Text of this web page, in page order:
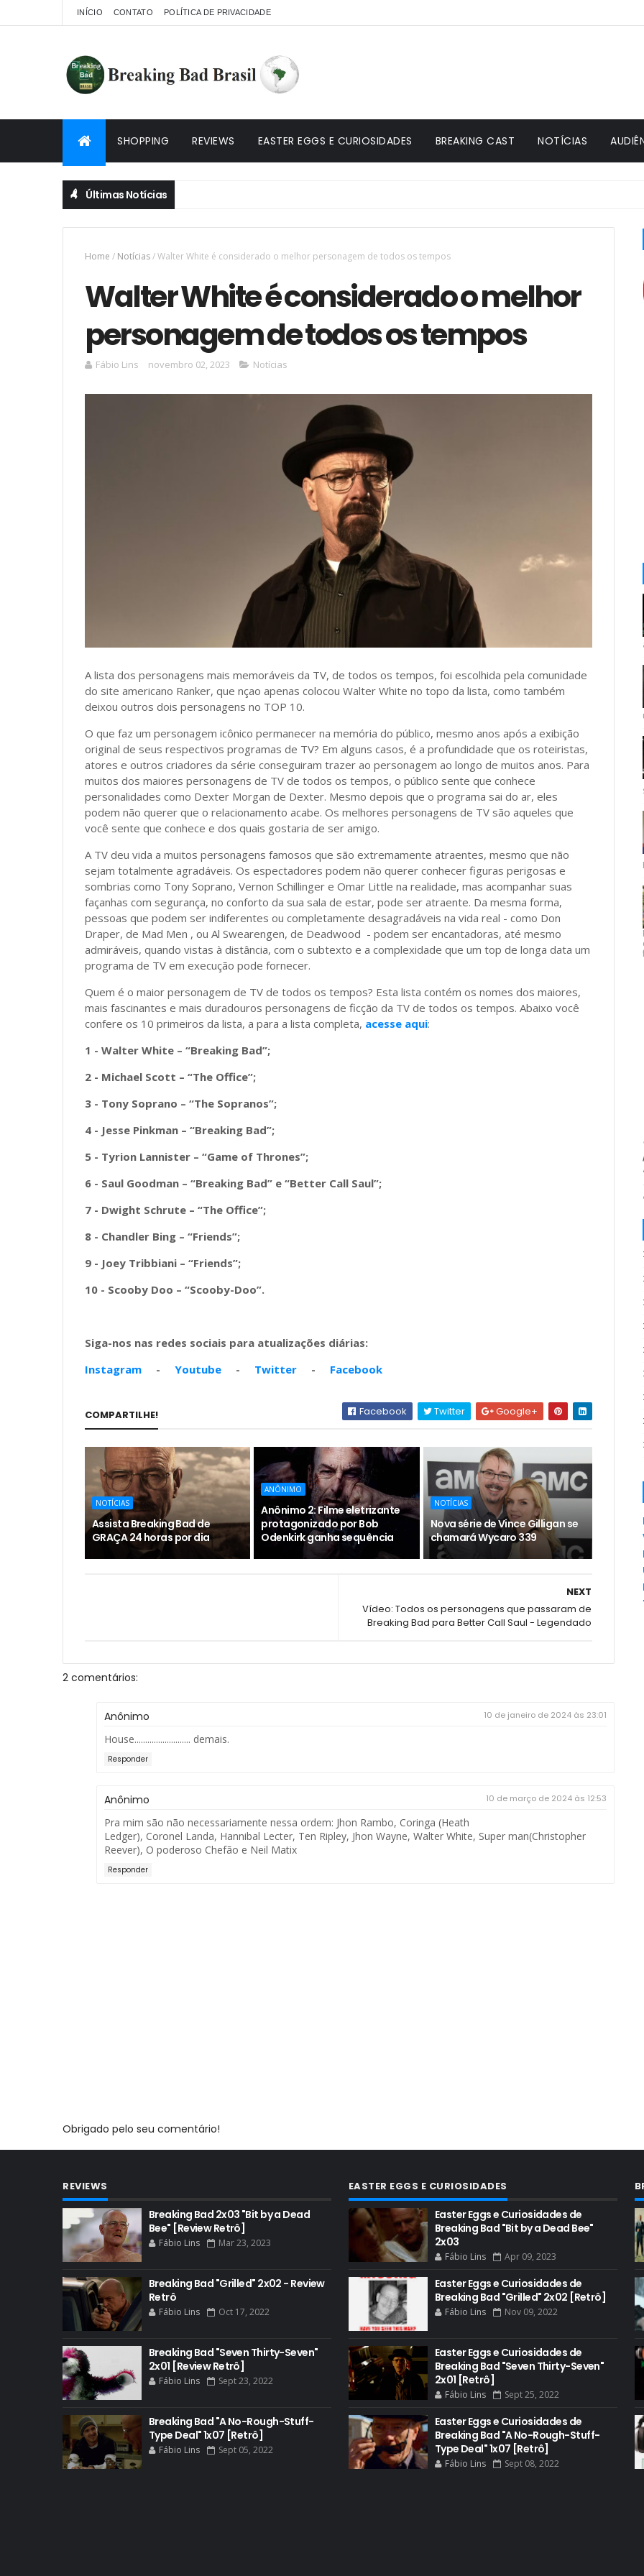
INÍCIO CONTATO POLÍTICA DE PRIVACIDADE
SHOPPING REVIEWS EASTER EGGS E CURIOSIDADES BREAKING CAST NOTÍCIAS
Últimas Notícias
Home / Notícias/Walter White é considerado o melhor personagem de todos os tempos
Walter White é considerado o melhor
personagem de todos os tempos
Fábio Lins novembro 02, 2023 Notícias
A lista dos personagens mais memoráveis ​​da TV, de todos os tempos, foi escolhida pela comunidade
do site americano Ranker, que nçao apenas colocou Walter White no topo da lista, como também
deixou outros dois personagens no TOP 10.
O que faz um personagem icônico permanecer na memória do público, mesmo anos após a exibição
original de seus respectivos programas de TV? Em alguns casos, é a profundidade que os roteiristas,
atores e outros criadores da série conseguiram trazer ao personagem ao longo de muitos anos. Para
muitos dos maiores personagens de TV de todos os tempos, o público sente que conhece
personalidades como Dexter Morgan de Dexter. Mesmo depois que o programa sai do ar, eles
podem não querer que o relacionamento acabe. Os melhores personagens de TV são aqueles que
você sente que conhece e dos quais gostaria de ser amigo.
A TV deu vida a muitos personagens famosos que são extremamente atraentes, mesmo que não
sejam totalmente agradáveis. Os espectadores podem não querer conhecer figuras perigosas e
sombrias como Tony Soprano, Vernon Schillinger e Omar Little na realidade, mas acompanhar suas
façanhas com segurança, no conforto da sua sala de estar, pode ser atraente. Da mesma forma,
pessoas que podem ser indiferentes ou completamente desagradáveis ​​na vida real - como Don
Draper, de Mad Men , ou Al Swearengen, de Deadwood - podem ser encantadoras, até mesmo
admiráveis, quando vistas à distância, com o subtexto e a complexidade que um top de longa data um
programa de TV em execução pode fornecer.
Quem é o maior personagem de TV de todos os tempos? Esta lista contém os nomes dos maiores,
mais fascinantes e mais duradouros personagens de ficção da TV de todos os tempos. Abaixo você
confere os 10 primeiros da lista, a para a lista completa, acesse aqui:
1 - Walter White – “Breaking Bad”;
2 - Michael Scott – “The Office”;
3 - Tony Soprano – “The Sopranos”;
4 - Jesse Pinkman – “Breaking Bad”;
5 - Tyrion Lannister – “Game of Thrones”;
6 - Saul Goodman – “Breaking Bad” e “Better Call Saul”;
7 - Dwight Schrute – “The Office”;
8 - Chandler Bing – “Friends”;
9 - Joey Tribbiani – “Friends”;
10 - Scooby Doo – “Scooby-Doo”.
Siga-nos nas redes sociais para atualizações diárias:
Instagram
- Youtube - Twitter - Facebook
COMPARTILHE! Facebook Twitter Google+
NOTÍCIAS
Assista Breaking Bad de
GRAÇA 24 horas por dia
ANÔNIMO
Anônimo 2: Filme eletrizante
protagonizado por Bob
Odenkirk ganha sequência
NOTÍCIAS
Nova série de Vince Gilligan se
chamará Wycaro 339
NEXT
Vídeo: Todos os personagens que passaram de
Breaking Bad para Better Call Saul - Legendado
2 comentários:
Anônimo 10 de janeiro de 2024 às 23:01
House.......................... demais.
Responder
Anônimo 10 de março de 2024 às 12:53
Pra mim são não necessariamente nessa ordem: Jhon Rambo, Coringa (Heath
Ledger), Coronel Landa, Hannibal Lecter, Ten Ripley, Jhon Wayne, Walter White, Super man(Christopher
Reever), O poderoso Chefão e Neil Matix
Responder
Obrigado pelo seu comentário!
REVIEWS
Breaking Bad 2x03 "Bit by a Dead
Bee" [Review Retrô]
Fábio Lins Mar 23, 2023
Breaking Bad "Grilled" 2x02 - Review
Retrô
Fábio Lins Oct 17, 2022
Breaking Bad "Seven Thirty-Seven"
2x01 [Review Retrô]
Fábio Lins Sept 23, 2022
Breaking Bad "A No-Rough-Stuff-
Type Deal" 1x07 [Retrô]
Fábio Lins Sept 05, 2022
EASTER EGGS E CURIOSIDADES
Easter Eggs e Curiosidades de
Breaking Bad "Bit by a Dead Bee"
2x03
Fábio Lins Apr 09, 2023
Easter Eggs e Curiosidades de
Breaking Bad "Grilled" 2x02 [Retrô]
Fábio Lins Nov 09, 2022
Easter Eggs e Curiosidades de
Breaking Bad "Seven Thirty-Seven"
2x01 [Retrô]
Fábio Lins Sept 25, 2022
Easter Eggs e Curiosidades de
Breaking Bad "A No-Rough-Stuff-
Type Deal" 1x07 [Retrô]
Fábio Lins Sept 08, 2022